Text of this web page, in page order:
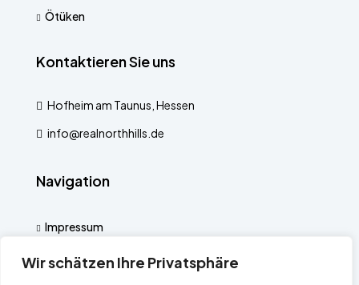
Wir schätzen Ihre Privatsphäre
Ötüken
Kontaktieren Sie uns
Hofheim am Taunus, Hessen
info@realnorthhills.de
Navigation
Impressum
Datenschutzerklärung